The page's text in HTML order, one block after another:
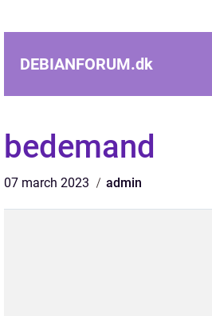
DEBIANFORUM.dk
bedemand
07 march 2023 admin